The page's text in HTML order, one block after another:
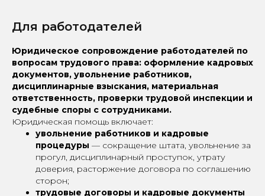
Для работодателей
Юридическое сопровождение работодателей по
вопросам трудового права: оформление кадровых
документов, увольнение работников,
дисциплинарные взыскания, материальная
ответственность, проверки трудовой инспекции и
судебные споры с сотрудниками.
Юридическая помощь включает:
увольнение работников и кадровые
процедуры — сокращение штата, увольнение за
прогул, дисциплинарный проступок, утрату
доверия, расторжение договора по соглашению
сторон;
трудовые договоры и кадровые документы